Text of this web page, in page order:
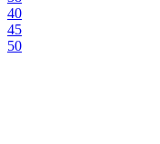
40
45
50